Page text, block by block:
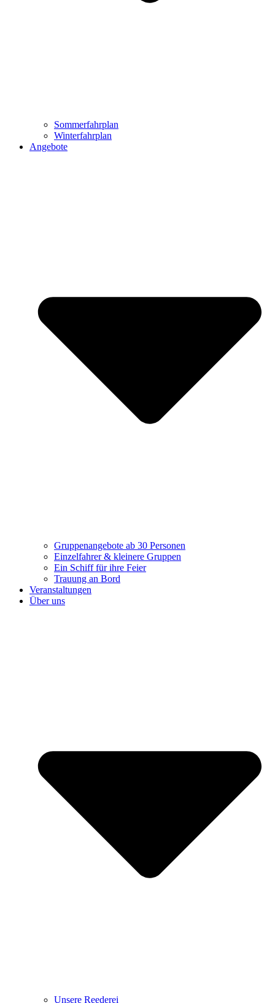
Sommerfahrplan
Winterfahrplan
Angebote
Gruppenangebote ab 30 Personen
Einzelfahrer & kleinere Gruppen
Ein Schiff für ihre Feier
Trauung an Bord
Veranstaltungen
Über uns
Unsere Reederei